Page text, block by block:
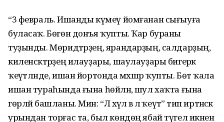
“3 февраль. Ишанды күмеү йомғанан сығыуға
буласаҡ. Бөгөн донъя ҡупты. Ҡар бураны
туҙынды. Мөридтәрҙең, яран­дарҙың, салдарҙың,
киленсәк­тәрҙең илауҙары, шаулауҙары бигерәк
ҡеүәтләнде, ишан йортонда мәхшәр ҡупты. Бөтә ҡала
ишан тураһында ғына һөйләнә, шул хаҡта ғына
гөрләй башланы. Мин: “Лә хәүлә вә лә ҡеүәтә” тип иртәнсәк
урындан торғас та, был көндөң ябай түгел икә­нен